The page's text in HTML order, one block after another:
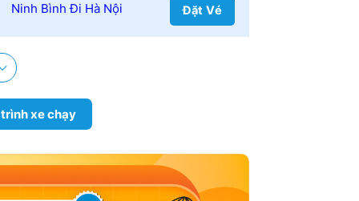
Ninh Bình Đi Hà Nội Đặt Vé
xe chạy